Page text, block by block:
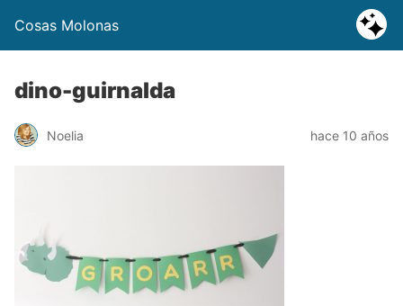
Cosas Molonas
dino-guirnalda
Noelia hace 10 años